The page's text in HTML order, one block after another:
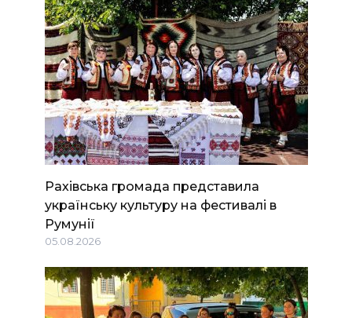
Рахівська громада представила
українську культуру на фестивалі в
Румунії
05.08.2026